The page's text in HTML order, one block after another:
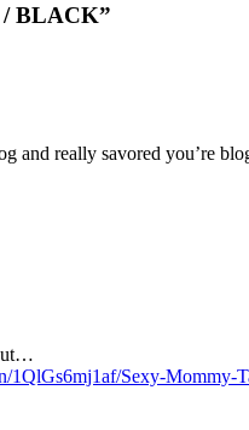
/ BLACK”
and really savored you’re
1QlGs6mj1af/Sexy-Mommy-